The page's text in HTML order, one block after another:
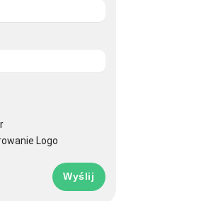
Logo
Wyślij